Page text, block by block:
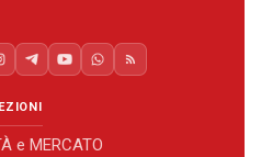
e MERCATO